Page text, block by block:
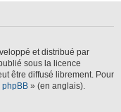
et distribué par
sous la licence
être diffusé librement. Pour
phpBB » (en anglais).